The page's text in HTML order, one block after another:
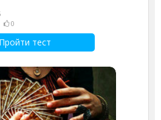
0
Пройти тест